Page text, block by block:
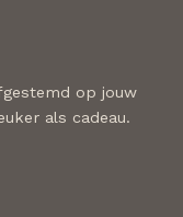
op jouw
als cadeau.